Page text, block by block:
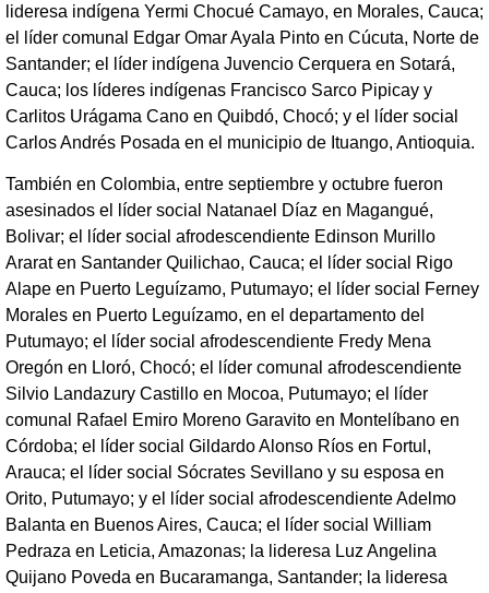
lideresa indígena Yermi Chocué Camayo, en Morales, Cauca;
el líder comunal Edgar Omar Ayala Pinto en Cúcuta, Norte de
Santander; el líder indígena Juvencio Cerquera en Sotará,
Cauca; los líderes indígenas Francisco Sarco Pipicay y
Carlitos Urágama Cano en Quibdó, Chocó; y el líder social
Carlos Andrés Posada en el municipio de Ituango, Antioquia.
También en Colombia, entre septiembre y octubre fueron
asesinados el líder social Natanael Díaz en Magangué,
Bolivar; el líder social afrodescendiente Edinson Murillo
Ararat en Santander Quilichao, Cauca; el líder social Rigo
Alape en Puerto Leguízamo, Putumayo; el líder social Ferney
Morales en Puerto Leguízamo, en el departamento del
Putumayo; el líder social afrodescendiente Fredy Mena
Oregón en Lloró, Chocó; el líder comunal afrodescendiente
Silvio Landazury Castillo en Mocoa, Putumayo; el líder
comunal Rafael Emiro Moreno Garavito en Montelíbano en
Córdoba; el líder social Gildardo Alonso Ríos en Fortul,
Arauca; el líder social Sócrates Sevillano y su esposa en
Orito, Putumayo; y el líder social afrodescendiente Adelmo
Balanta en Buenos Aires, Cauca; el líder social William
Pedraza en Leticia, Amazonas; la lideresa Luz Angelina
Quijano Poveda en Bucaramanga, Santander; la lideresa